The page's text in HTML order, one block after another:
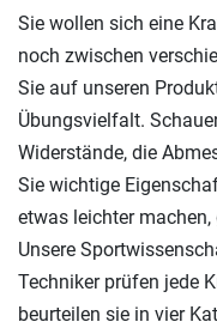
Sie wollen sich eine
noch zwischen
Sie auf unseren
Übungsvielfalt.
Widerstände, die
Sie wichtige
etwas leichter
Unsere
Techniker prüfen jede
beurteilen sie in vier